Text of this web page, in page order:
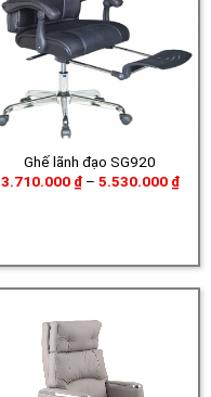
Ghế lãnh đạo SG920
3.710.000 ₫ – 5.530.000 ₫
giá: